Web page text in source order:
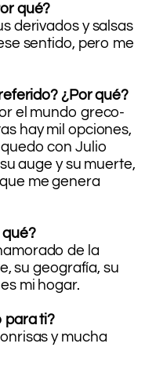
qué?
derivados y salsas
sentido, pero me
¿Por qué?
el mundo greco-
hay mil opciones,
con Julio
auge y su muerte,
me genera
qué?
de la
su geografía, su
mi hogar.
para ti?
y mucha